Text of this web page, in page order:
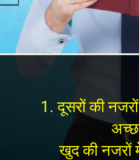
1. दूसरों की
खुद की नजरों